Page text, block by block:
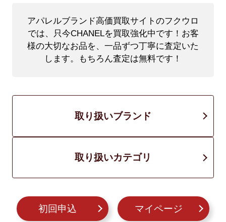
アパレルブランド高価買取サイトのフクウロ
では、只今CHANELを買取強化中です！ お客
様の大切なお品を、一品ずつ丁寧に査定いた
します。もちろん査定は無料です！
取り扱いブランド
取り扱いカテゴリ
初回申込 マイページ